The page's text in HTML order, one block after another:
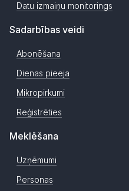
Datu izmaiņu monitorings
Sadarbības veidi
Abonēšana
Dienas pieeja
Mikropirkumi
Reģistrēties
Meklēšana
Uzņēmumi
Personas